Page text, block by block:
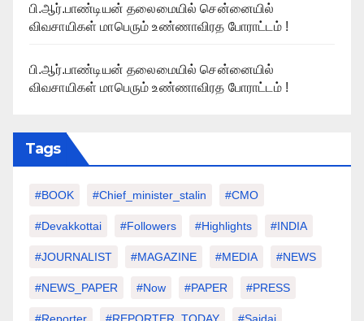
பி.ஆர்.பாண்டியன் தலைமையில் சென்னையில்
விவசாயிகள் மாபெரும் உண்ணாவிரத போராட்டம் !
பி.ஆர்.பாண்டியன் தலைமையில் சென்னையில்
விவசாயிகள் மாபெரும் உண்ணாவிரத போராட்டம் !
Tags
#BOOK #chief_minister_stalin #CMO
#devakkottai #followers #highlights #INDIA
#JOURNALIST #MAGAZINE #MEDIA #NEWS
#NEWS_PAPER #Now #PAPER #PRESS